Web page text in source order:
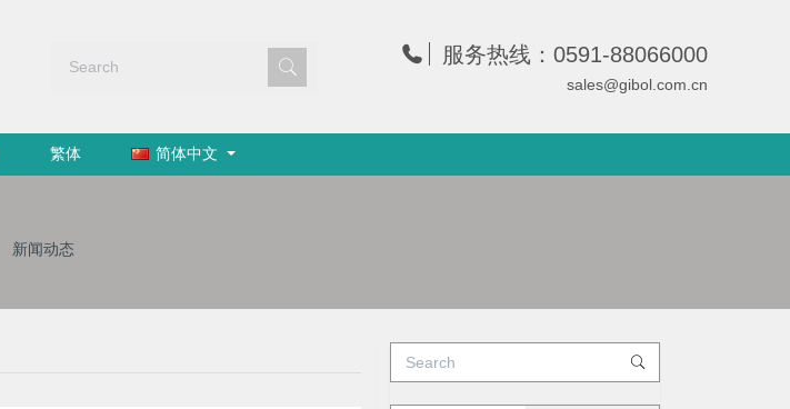
服务热线：0591-88066000
sales@gibol.com.cn
繁体 简体中文
新闻动态